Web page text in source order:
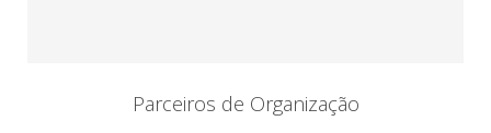
Parceiros de Organização